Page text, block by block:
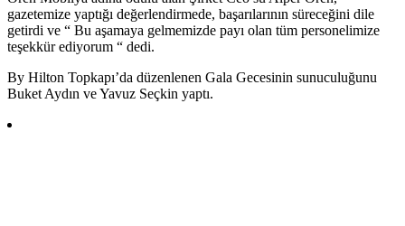
gazetemize yaptığı değerlendirmede, başarılarının süreceğini dile
getirdi ve “ Bu aşamaya gelmemizde payı olan tüm personelimize
teşekkür ediyorum “ dedi.
By Hilton Topkapı’da düzenlenen Gala Gecesinin sunuculuğunu
Buket Aydın ve Yavuz Seçkin yaptı.